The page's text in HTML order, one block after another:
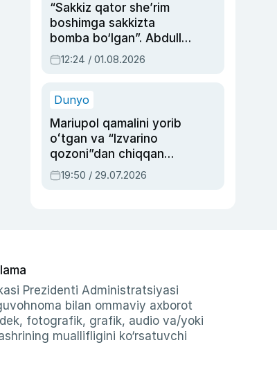
“Sakkiz qator she’rim
boshimga sakkizta
bomba bo‘lgan”. Abdulla
Oripovni siyosiy
ayblovlardan asrab
12:24 / 01.08.2026
Dunyo
Mariupol qamalini yorib
oʻtgan va “Izvarino
qozoni”dan chiqqan
qahramon — Ukraina
armiyasi bosh
19:50 / 29.07.2026
Prezidenti Administratsiyasi
bilan ommaviy axborot
fotografik, grafik, audio va/yoki
muallifligini ko‘rsatuvchi